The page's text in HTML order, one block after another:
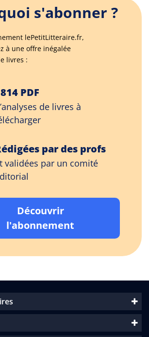
s'abonner ?
lePetitLitteraire.fr,
à une offre inégalée
livres :
PDF
de livres à
par des profs
validées par un comité
Découvrir
l'abonnement